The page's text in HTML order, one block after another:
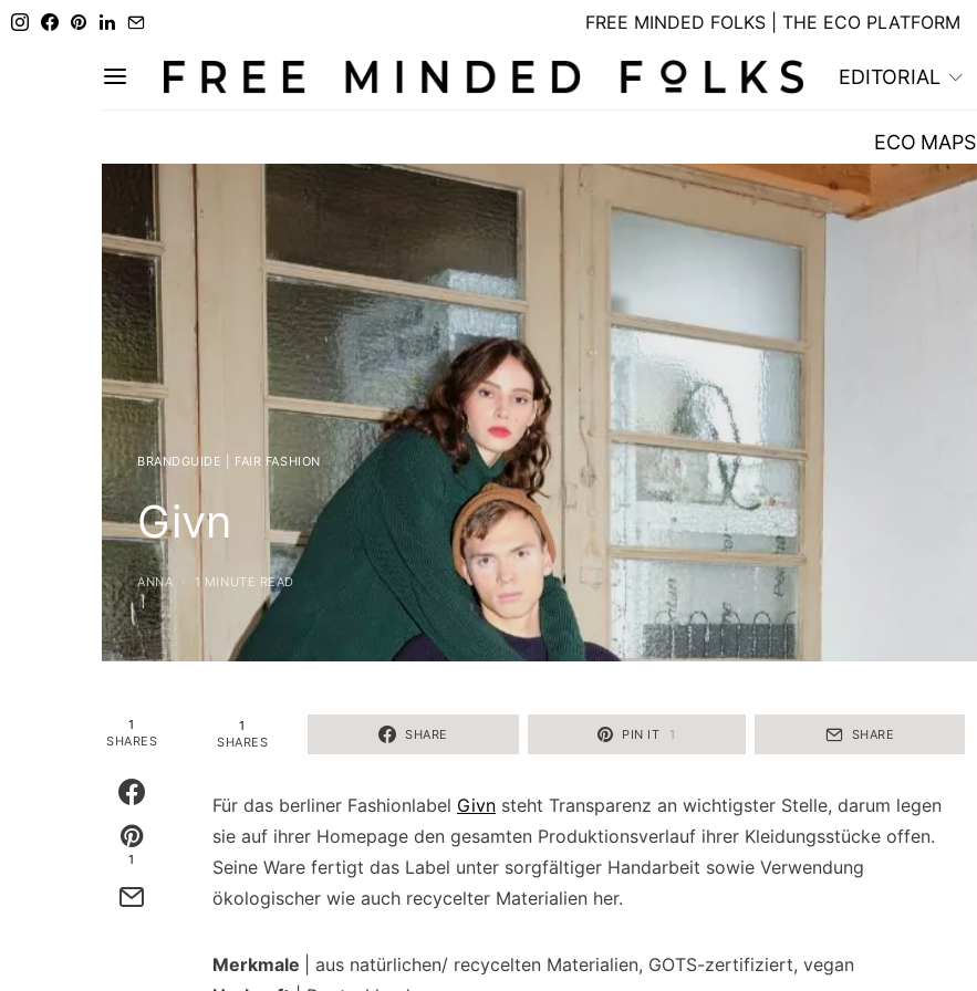
FREE MINDED FOLKS | THE ECO PLATFORM
EDITORIAL
ECO MAPS
BRANDGUIDE | FAIR FASHION
Givn
ANNA 1 MINUTE READ
1
SHARES
1
1
SHARES
SHARE PIN IT 1 SHARE
Für das berliner Fashionlabel Givn steht Transparenz an wichtigster Stelle, darum legen
sie auf ihrer Homepage den gesamten Produktionsverlauf ihrer Kleidungsstücke offen.
Seine Ware fertigt das Label unter sorgfältiger Handarbeit sowie Verwendung
ökologischer wie auch recycelter Materialien her.
Merkmale
| aus natürlichen/ recycelten Materialien, GOTS-zertifiziert, vegan